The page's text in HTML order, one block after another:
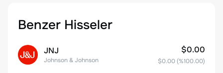
Benzer Hisseler
JNJ
Johnson & Johnson
$0.00
$0.00 (%100.00)